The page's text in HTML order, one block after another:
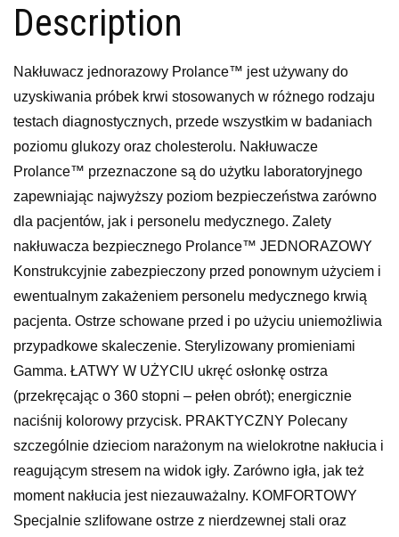
Description
Nakłuwacz jednorazowy Prolance™ jest używany do
uzyskiwania próbek krwi stosowanych w różnego rodzaju
testach diagnostycznych, przede wszystkim w badaniach
poziomu glukozy oraz cholesterolu. Nakłuwacze
Prolance™ przeznaczone są do użytku laboratoryjnego
zapewniając najwyższy poziom bezpieczeństwa zarówno
dla pacjentów, jak i personelu medycznego. Zalety
nakłuwacza bezpiecznego Prolance™ JEDNORAZOWY
Konstrukcyjnie zabezpieczony przed ponownym użyciem i
ewentualnym zakażeniem personelu medycznego krwią
pacjenta. Ostrze schowane przed i po użyciu uniemożliwia
przypadkowe skaleczenie. Sterylizowany promieniami
Gamma. ŁATWY W UŻYCIU ukręć osłonkę ostrza
(przekręcając o 360 stopni – pełen obrót); energicznie
naciśnij kolorowy przycisk. PRAKTYCZNY Polecany
szczególnie dzieciom narażonym na wielokrotne nakłucia i
reagującym stresem na widok igły. Zarówno igła, jak też
moment nakłucia jest niezauważalny. KOMFORTOWY
Specjalnie szlifowane ostrze z nierdzewnej stali oraz